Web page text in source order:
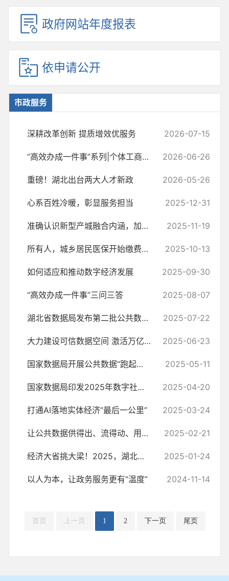
政府网站年度报表
依申请公开
市政服务
深耕改革创新 提质增效优服务 2026-07-15
“高效办成一件事”系列|个体工商户转型为企业“一件事” 2026-06-26
重磅！湖北出台两大人才新政 2026-05-26
​心系百姓冷暖，彰显服务担当 2025-12-31
准确认识新型产城融合内涵，加快推进城市全域数字化转型 2025-11-19
所有人，城乡居民医保开始缴费啦! 2025-10-13
如何适应和推动数字经济发展 2025-09-30
“高效办成一件事”三问三答 2025-08-07
湖北省数据局发布第二批公共数据“跑起来”重点联系服务示范场景 2025-07-22
大力建设可信数据空间 激活万亿元市场潜能 2025-06-23
国家数据局开展公共数据“跑起来”示范场景建设，湖北场景入选！ 2025-05-11
国家数据局印发2025年数字社会工作要点 2025-04-20
打通AI落地实体经济“最后一公里” 2025-03-24
让公共数据供得出、流得动、用得好 2025-02-21
经济大省挑大梁！2025，湖北这样干 2025-01-24
以人为本，让政务服务更有“温度” 2024-11-14
首页 上一页 1 2 下一页 尾页